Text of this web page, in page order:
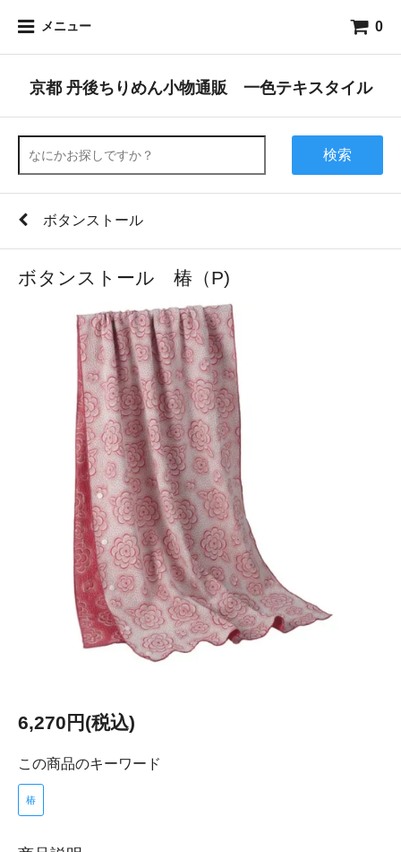
メニュー 0
京都 丹後ちりめん小物通販 一色テキスタイル
検索
ボタンストール
ボタンストール 椿（P)
6,270円(税込)
この商品のキーワード
椿